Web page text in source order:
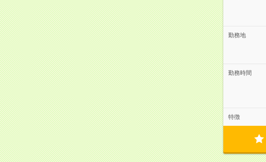
勤務地
勤務時間
特徴